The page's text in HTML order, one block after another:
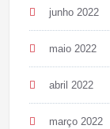
junho 2022
maio 2022
abril 2022
março 2022